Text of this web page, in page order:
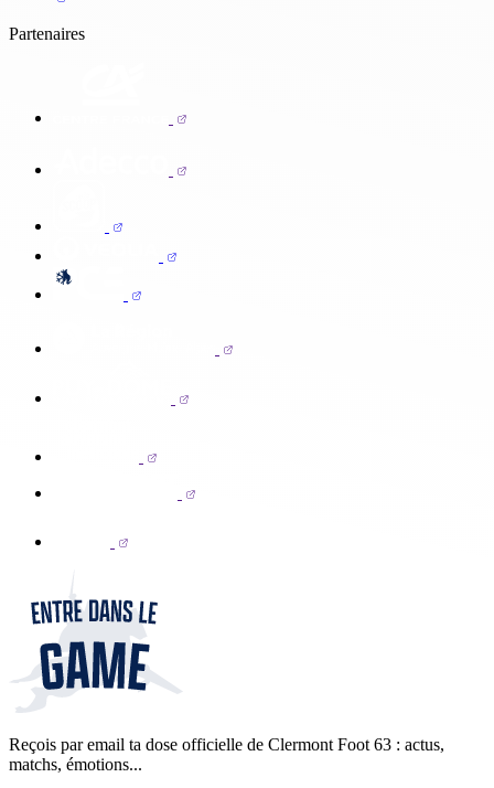
Partenaires
Reçois par email ta dose officielle de Clermont Foot 63 : actus,
matchs, émotions...